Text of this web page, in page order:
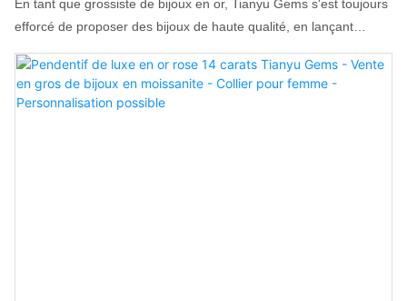
En tant que grossiste de bijoux en or, Tianyu Gems s'est toujours
efforcé de proposer des bijoux de haute qualité, en lançant
femmes afin de répondre aux besoins de chacune en matière de
colliers.